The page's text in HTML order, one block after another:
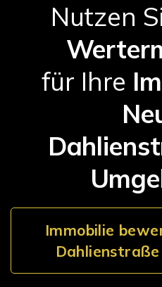
Nutzen
für Ihre
Immobilie